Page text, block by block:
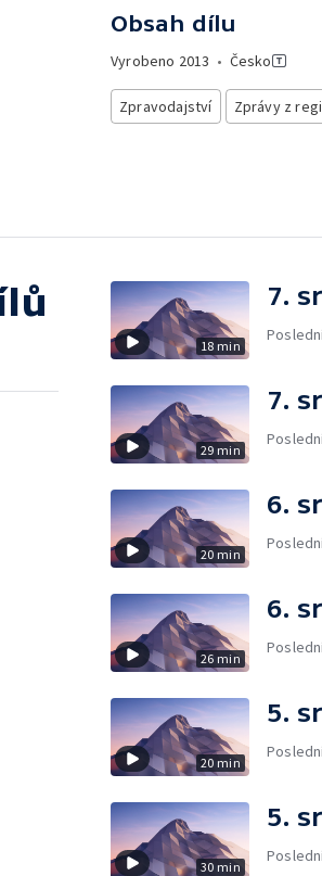
Obsah dílu
Vyrobeno 2013 • Česko
Zpravodajství Zprávy z
18 min
7.
29 min
7.
20 min
6.
26 min
6.
20 min
5.
30 min
5.